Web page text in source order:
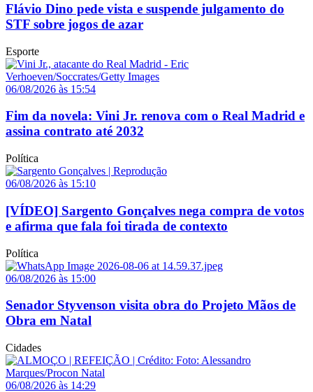
Flávio Dino pede vista e suspende julgamento do
STF sobre jogos de azar
Esporte
06/08/2026 às 15:54
Fim da novela: Vini Jr. renova com o Real Madrid e
assina contrato até 2032
Política
06/08/2026 às 15:10
[VÍDEO] Sargento Gonçalves nega compra de votos
e afirma que fala foi tirada de contexto
Política
06/08/2026 às 15:00
Senador Styvenson visita obra do Projeto Mãos de
Obra em Natal
Cidades
06/08/2026 às 14:29